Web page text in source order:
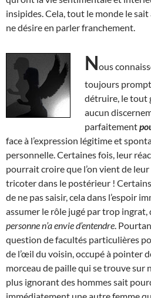
insipides. Cela, tout le monde le
ne désire en parler franchement.
Nous
toujours
détruire, le tout
aucun
parfaitement
face à l’expression légitime et
personnelle. Certaines fois, leur
pourrait croire que l’on vient de
tricoter dans le postérieur !
de ne pas saisir, cela dans l’espoir
assumer le rôle jugé par trop ingrat,
personne n’a envie d’entendre .
question de facultés particulières
de l’œil du voisin, occupé à pointer
morceau de paille qui se trouve sur
plus ignorant des hommes sait
immédiatement une autre femme